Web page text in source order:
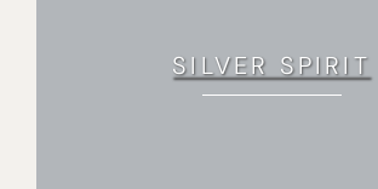
SILVER SPIRIT